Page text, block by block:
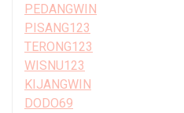
PEDANGWIN
PISANG123
TERONG123
WISNU123
KIJANGWIN
DODO69